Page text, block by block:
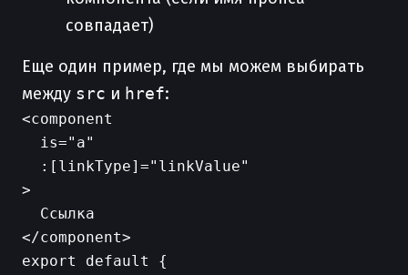
совпадает)
Еще один пример, где мы можем выбирать
между src и href:
<component
  is="a"
  :[linkType]="linkValue"
>
  Ссылка
export default {